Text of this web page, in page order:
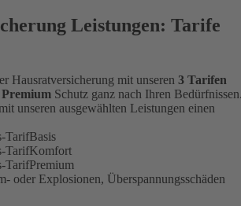
Leistungen: Tarife
Hausratversicherung mit unseren 3 Tarifen
Schutz ganz nach Ihren
unseren ausgewählten Leistungen einen
TarifBasis
TarifKomfort
TarifPremium
oder Explosionen, Überspannungsschäden